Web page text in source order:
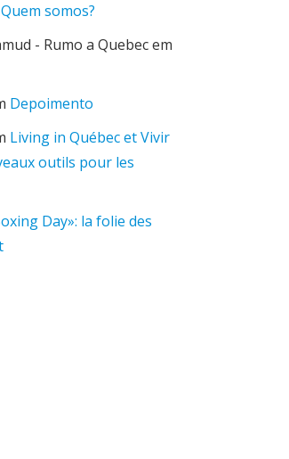
Quem somos?
- Rumo a Quebecem
Depoimento
Living in Québec et Vivir
outils pour les
Day»: la folie des